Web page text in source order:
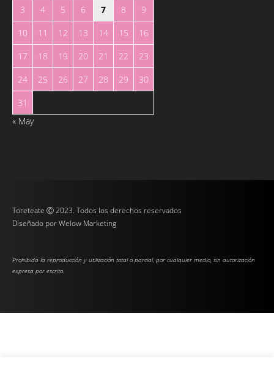
3
4 5 6 7 8
9
10
11 12 13 14 15
16
17
18 19 20 21 22
23
24
25 26 27 28 29
30
31
« May
Toreteate Ⓒ 2023. Todos los derechos reservados
Diseñado porWelow Marketing
Prohibida la reproducción y utilización total o parcial, por cualquier medio, sin autorización
expresa por escrito.